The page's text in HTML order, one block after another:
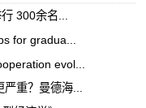
300余名...
for gradua...
evol...
严重？曼德海...